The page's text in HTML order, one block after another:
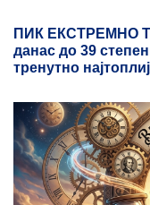
ПИК ЕКСТРЕМНО
данас до 39
тренутно